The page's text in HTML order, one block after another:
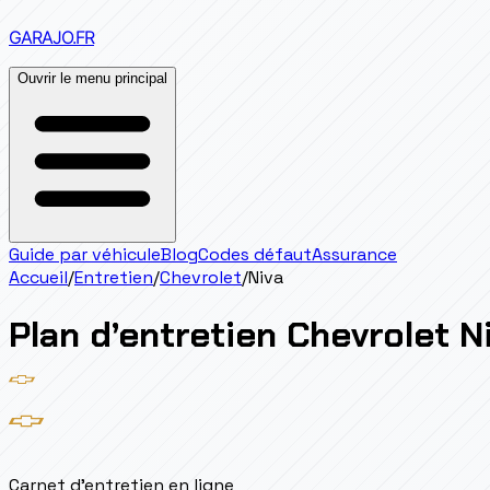
GARAJO.FR
Ouvrir le menu principal
Guide par véhiculeBlogCodes défautAssurance
Accueil/Entretien/Chevrolet/Niva
Plan d’entretien Chevrolet
Carnet d'entretien en ligne